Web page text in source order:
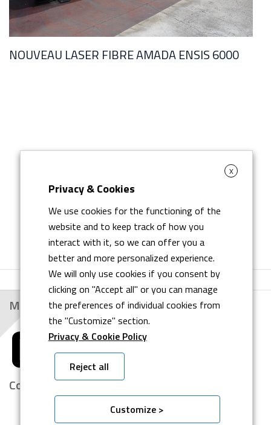
NOUVEAU LASER FIBRE AMADA ENSIS 6000
Main Customers
Company Profile
X
Privacy & Cookies
We use cookies for the functioning of the
website and to keep track of how you
interact with it, so we can offer you a
better and more personalized experience.
We will only use cookies if you consent by
clicking on "Accept all" or you can manage
the preferences of individual cookies from
the "Customize" section.
Privacy & Cookie Policy
Reject all
Customize >